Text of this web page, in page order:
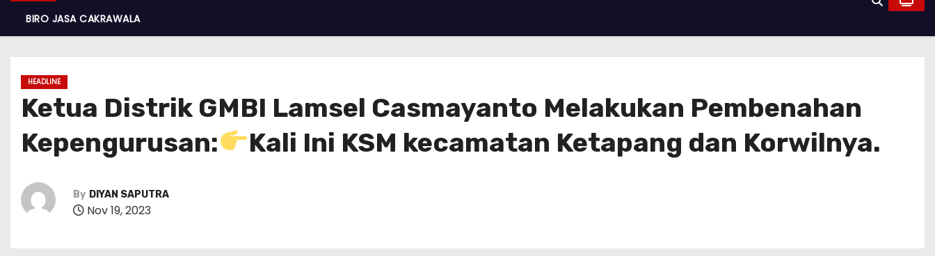
BIRO JASA CAKRAWALA
HEADLINE
Ketua Distrik GMBI Lamsel Casmayanto Melakukan Pembenahan
Kepengurusan:
Kali Ini KSM kecamatan Ketapang dan Korwilnya.
By DIYAN SAPUTRA
Nov 19, 2023